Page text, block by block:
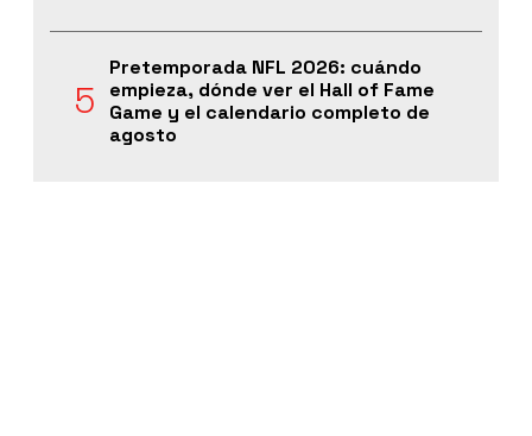
Pretemporada NFL 2026: cuándo
empieza, dónde ver el Hall of Fame
Game y el calendario completo de
agosto